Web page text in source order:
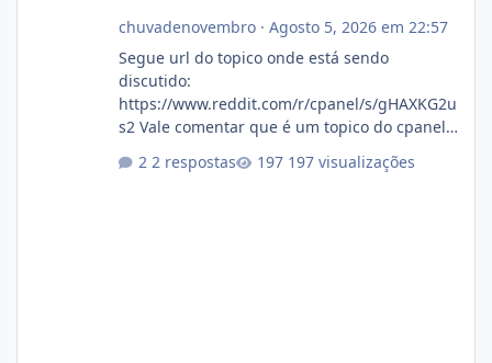
chuvadenovembro· Agosto 5, 2026 em 22:57
Segue url do topico onde está sendo
discutido:
https://www.reddit.com/r/cpanel/s/gHAXKG2u
s2 Vale comentar que é um topico do cpanel...
2 respostas 197 visualizações